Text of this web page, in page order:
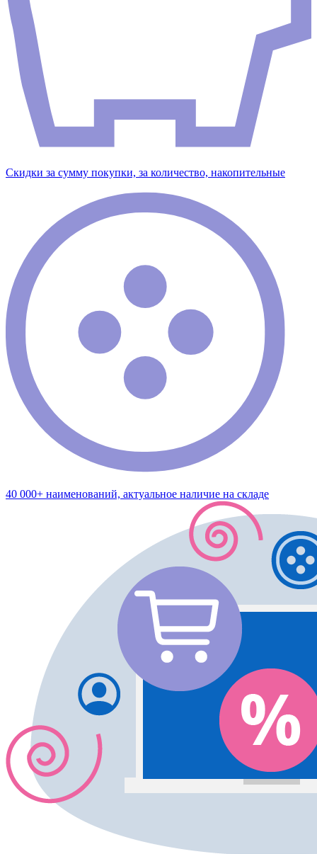
Скидки за сумму покупки, за количество, накопительные
40 000+ наименований, актуальное наличие на складе